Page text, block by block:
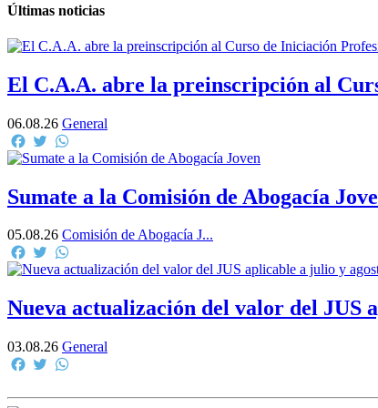
Últimas noticias
El C.A.A. abre la preinscripción al
06.08.26 General
Facebook
Twitter
Sumate a la Comisión de Abogacía
05.08.26 Comisión de Abogacía J...
Facebook
Twitter
Nueva actualización del valor del JUS
03.08.26 General
Facebook
Twitter